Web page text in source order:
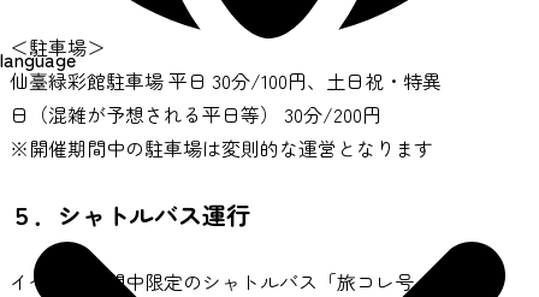
language
＜駐車場＞
仙臺緑彩館駐車場 平日 30分/100円、土日祝・特異
日（混雑が予想される平日等） 30分/200円
※開催期間中の駐車場は変則的な運営となります
５．シャトルバス運行
イベント期間中限定のシャトルバス「旅コレ号」